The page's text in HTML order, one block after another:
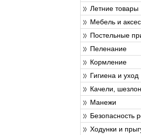
Летние товары
Мебель и
Постельные
Пеленание
Кормление
Гигиена и уход
Качели,
Манежи
Безопасность
Ходунки и